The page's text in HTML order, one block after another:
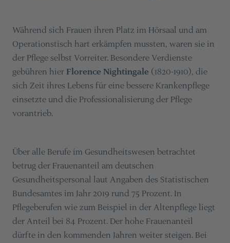
Während sich Frauen ihren Platz im Hörsaal und am
Operationstisch hart erkämpfen mussten, waren sie in
der Pflege selbst Vorreiter. Besondere Verdienste
gebühren hierFlorence Nightingale(1820-1910), die
sich Zeit ihres Lebens für eine bessere Krankenpflege
einsetzte und die Professionalisierung der Pflege
vorantrieb.
Über alle Berufe im Gesundheitswesen betrachtet
betrug der Frauenanteil am deutschen
Gesundheitspersonal laut Angaben des Statistischen
Bundesamtes im Jahr 2019 rund 75 Prozent. In
Pflegeberufen wie zum Beispiel in der Altenpflege liegt
der Anteil bei 84 Prozent. Der hohe Frauenanteil
dürfte in den kommenden Jahren weiter steigen. Bei